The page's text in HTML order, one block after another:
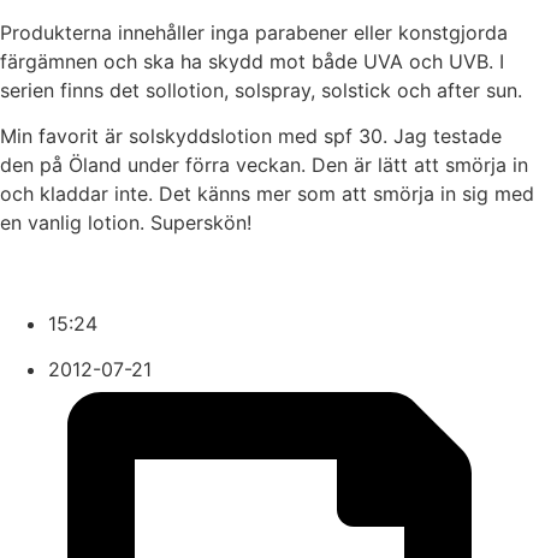
Produkterna innehåller inga parabener eller konstgjorda
färgämnen och ska ha skydd mot både UVA och UVB. I
serien finns det sollotion, solspray, solstick och after sun.
Min favorit är solskyddslotion med spf 30. Jag testade
den på Öland under förra veckan. Den är lätt att smörja in
och kladdar inte. Det känns mer som att smörja in sig med
en vanlig lotion. Superskön!
15:24
2012-07-21